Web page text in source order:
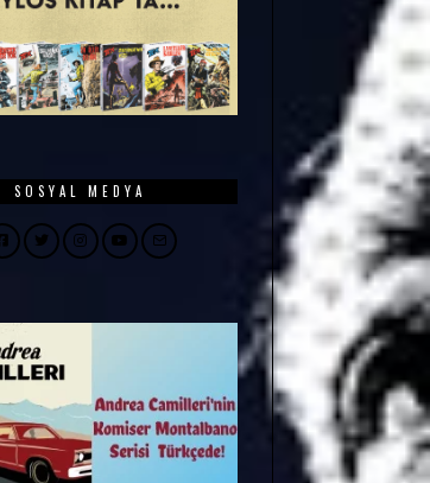
SOSYAL MEDYA
Facebook
TwitterInstagram
YouTube
Email